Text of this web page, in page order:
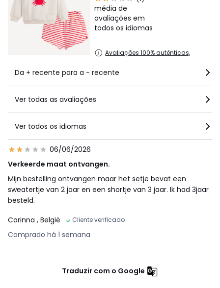
média de
avaliações em
todos os idiomas
Avaliações 100% autênticas,
Da + recente para a - recente
Ver todas as avaliações
Ver todos os idiomas
06/06/2026
Verkeerde maat ontvangen.
Mijn bestelling ontvangen maar het setje bevat een
sweatertje van 2 jaar en een shortje van 3 jaar. Ik had 3jaar
besteld.
Corinna , België Cliente verificado
Comprado há 1 semana
Traduzir com o Google